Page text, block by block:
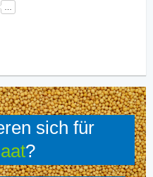
sich für
?